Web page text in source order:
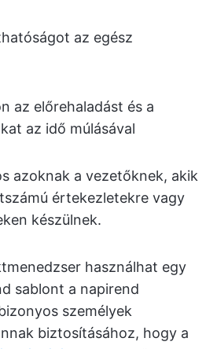
az egész
az előrehaladást és a
az idő múlásával
azoknak a vezetőknek, akik
értekezletekre vagy
készülnek.
használhat egy
sablont a napirend
személyek
biztosításához, hogy a